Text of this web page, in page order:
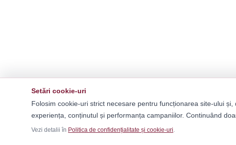
Setări cookie-uri
Folosim cookie-uri strict necesare pentru funcționarea site-ului
experiența, conținutul și performanța campaniilor. Continuând
Vezi detalii în Politica de confidențialitate și cookie-uri.